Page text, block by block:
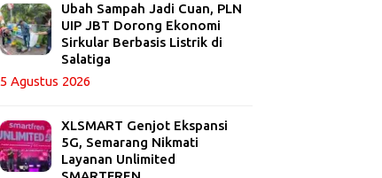
Ubah Sampah Jadi Cuan, PLN
UIP JBT Dorong Ekonomi
Sirkular Berbasis Listrik di
Salatiga
5 Agustus 2026
XLSMART Genjot Ekspansi
5G, Semarang Nikmati
Layanan Unlimited